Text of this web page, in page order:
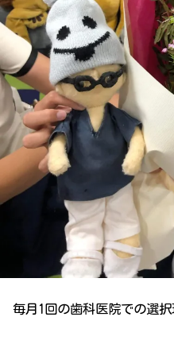
毎月1回の歯科医院での選択